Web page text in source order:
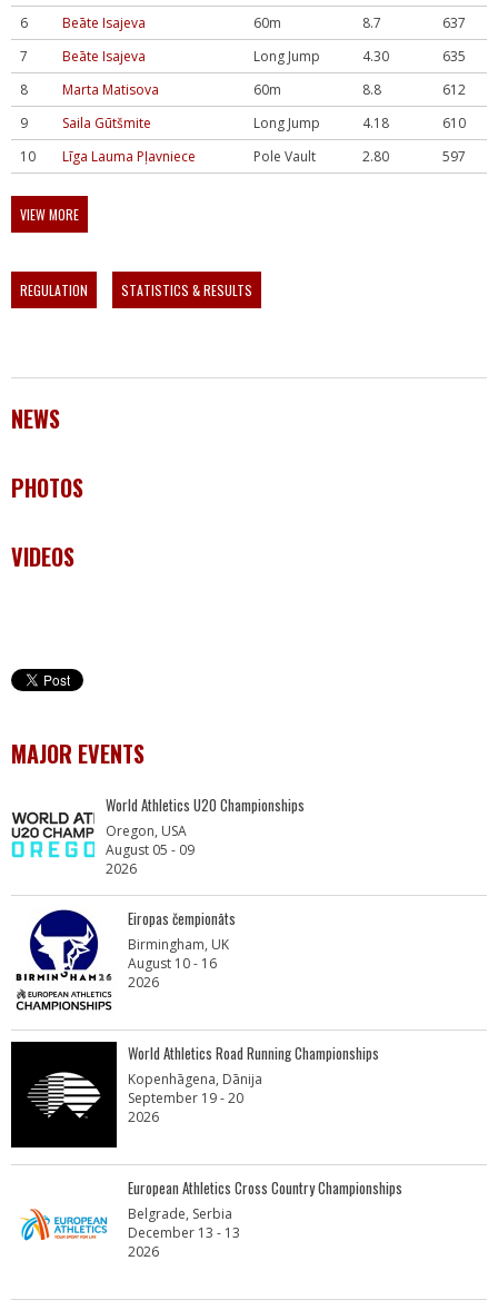
6
Beāte Isajeva 60m 8.7
637
7
Beāte Isajeva Long Jump 4.30
635
8
Marta Matisova 60m 8.8
612
9
Saila Gūtšmite Long Jump 4.18
610
10
Līga Lauma Pļavniece Pole Vault 2.80 597
VIEW MORE
REGULATION STATISTICS & RESULTS
NEWS
PHOTOS
VIDEOS
MAJOR EVENTS
World Athletics U20 Championships
Oregon, USA
August 05 - 09
2026
Eiropas čempionāts
Birmingham, UK
August 10 - 16
2026
World Athletics Road Running Championships
Kopenhāgena, Dānija
September 19 - 20
2026
European Athletics Cross Country Championships
Belgrade, Serbia
December 13 - 13
2026